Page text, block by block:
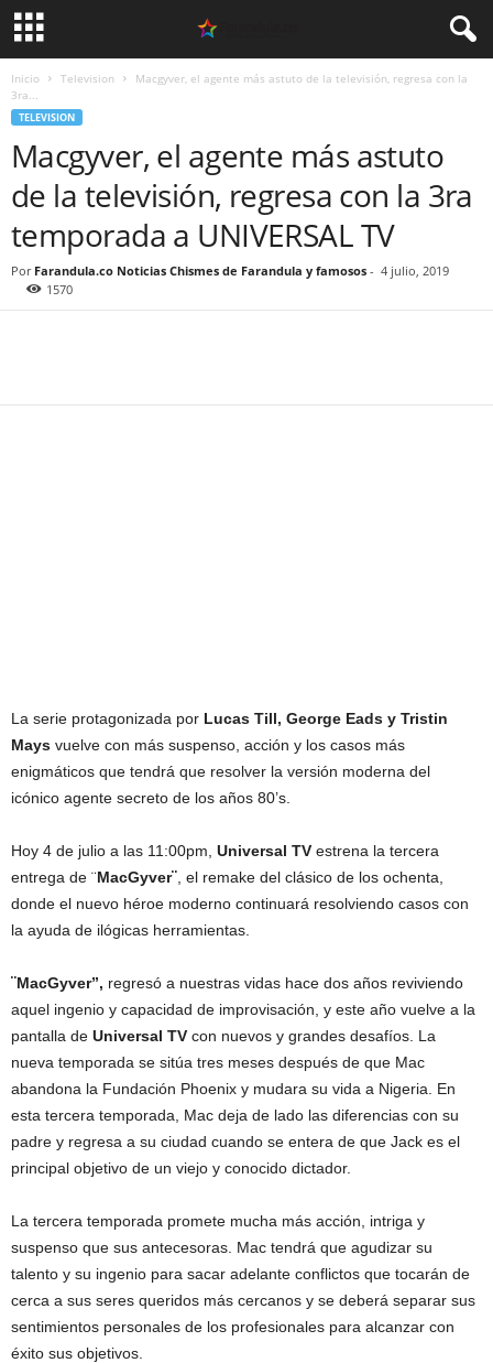
Inicio Television
Macgyver, el agente más astuto de la televisión, regresa con la
3ra...
TELEVISION
Macgyver, el agente más astuto
de la televisión, regresa con la 3ra
temporada a UNIVERSAL TV
Por Farandula.co Noticias Chismes de Farandula y famosos - 4 julio, 2019
1570
La serie protagonizada por Lucas Till, George Eads y Tristin
Mays vuelve con más suspenso, acción y los casos más
enigmáticos que tendrá que resolver la versión moderna del
icónico agente secreto de los años 80’s.
Hoy 4 de julio a las 11:00pm, Universal TV estrena la tercera
entrega de ¨MacGyver¨ , el remake del clásico de los ochenta,
donde el nuevo héroe moderno continuará resolviendo casos con
la ayuda de ilógicas herramientas.
¨MacGyver”, regresó a nuestras vidas hace dos años reviviendo
aquel ingenio y capacidad de improvisación, y este año vuelve a la
pantalla de Universal TV con nuevos y grandes desafíos. La
nueva temporada se sitúa tres meses después de que Mac
abandona la Fundación Phoenix y mudara su vida a Nigeria. En
esta tercera temporada, Mac deja de lado las diferencias con su
padre y regresa a su ciudad cuando se entera de que Jack es el
principal objetivo de un viejo y conocido dictador.
La tercera temporada promete mucha más acción, intriga y
suspenso que sus antecesoras. Mac tendrá que agudizar su
talento y su ingenio para sacar adelante conflictos que tocarán de
cerca a sus seres queridos más cercanos y se deberá separar sus
sentimientos personales de los profesionales para alcanzar con
éxito sus objetivos.